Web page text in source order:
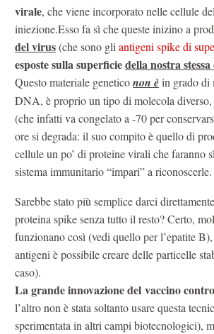
virale, che viene incorporato nelle cellule
iniezione.Esso fa sì che queste inizino a
del virus(che sono gli antigeni spike di
esposte sulla superficiedella nostra
Questo materiale geneticonon èin grado di
DNA, è proprio un tipo di molecola diverso,
(che infatti va congelato a -70 per
ore si degrada: il suo compito è quello di
cellule un po’ di proteine virali che faranno
sistema immunitario “impari” a riconoscerle.
Sarebbe stato più semplice darci
proteina spike senza tutto il resto? Certo,
funzionano così (vedi quello per l’epatite
antigeni è possibile creare delle particelle
caso).
La grande innovazione del vaccino
l’altro non è stata soltanto usare questa
sperimentata in altri campi biotecnologici),